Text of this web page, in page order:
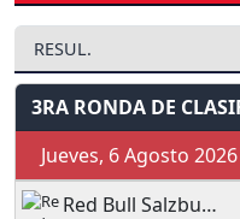
RESUL.
3RA RONDA DE
Jueves, 6 Agosto 2026
Red Bull Salzburg